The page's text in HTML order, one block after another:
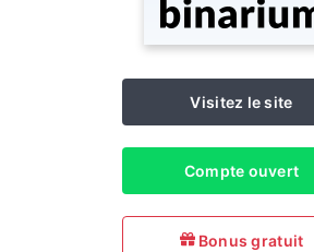
Visitez le site
Compte ouvert
Bonus gratuit